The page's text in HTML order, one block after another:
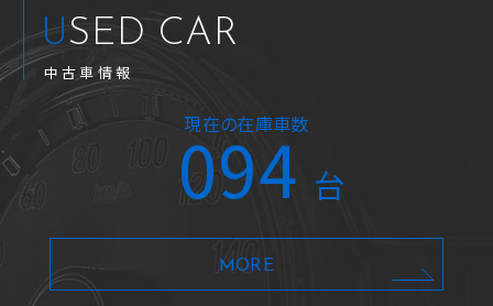
USED CAR
中古車情報
現在の在庫車数
094台
MORE